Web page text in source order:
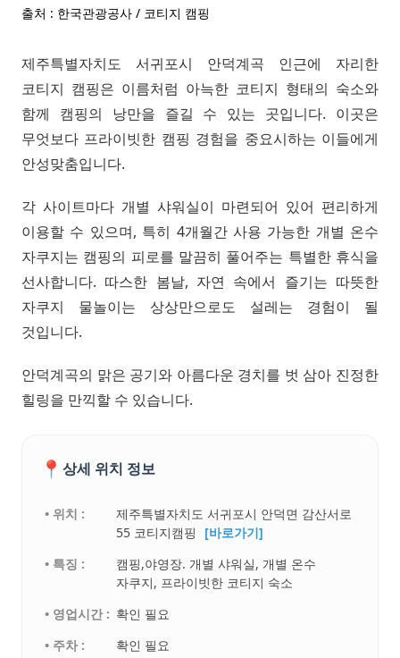
출처 : 한국관광공사 / 코티지 캠핑
제주특별자치도 서귀포시 안덕계곡 인근에 자리한
코티지 캠핑은 이름처럼 아늑한 코티지 형태의 숙소와
함께 캠핑의 낭만을 즐길 수 있는 곳입니다. 이곳은
무엇보다 프라이빗한 캠핑 경험을 중요시하는 이들에게
안성맞춤입니다.
각 사이트마다 개별 샤워실이 마련되어 있어 편리하게
이용할 수 있으며, 특히 4개월간 사용 가능한 개별 온수
자쿠지는 캠핑의 피로를 말끔히 풀어주는 특별한 휴식을
선사합니다. 따스한 봄날, 자연 속에서 즐기는 따뜻한
자쿠지 물놀이는 상상만으로도 설레는 경험이 될
것입니다.
안덕계곡의 맑은 공기와 아름다운 경치를 벗 삼아 진정한
힐링을 만끽할 수 있습니다.
📍 상세 위치 정보
• 위치 :
제주특별자치도 서귀포시 안덕면 감산서로
55 코티지캠핑
[바로가기]
• 특징 :
캠핑,야영장. 개별 샤워실, 개별 온수
자쿠지, 프라이빗한 코티지 숙소
• 영업시간 : 확인 필요
• 주차 :
확인 필요